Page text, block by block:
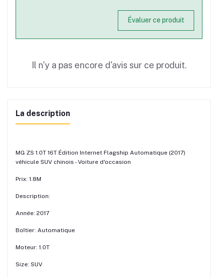
Évaluer ce produit
Il n'y a pas encore d'avis sur ce produit.
La description
MG ZS 1.0T 16T Édition Internet Flagship Automatique (2017)
véhicule SUV chinois - Voiture d'occasion
Prix: 1.8M
Description:
Année: 2017
Boîtier: Automatique
Moteur: 1.0T
Size: SUV